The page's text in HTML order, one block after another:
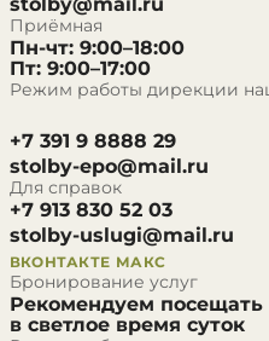
Приёмная
Пн-чт: 9:00–18:00
Пт: 9:00–17:00
Режим работы дирекции
+7 391 9 8888 29
stolby-epo@mail.ru
Для справок
+7 913 830 52 03
stolby-uslugi@mail.ru
ВКОНТАКТЕ МАКС
Бронирование услуг
Рекомендуем посещать
в светлое время суток